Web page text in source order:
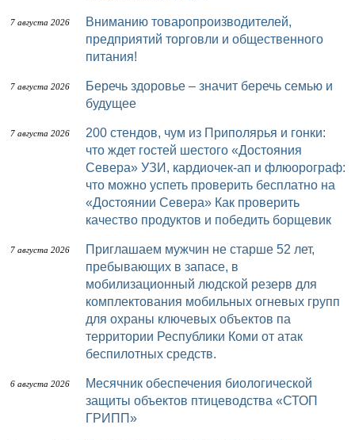
7 августа 2026
Вниманию товаропроизводителей,
предприятий торговли и общественного
питания!
7 августа 2026
Беречь здоровье – значит беречь семью и
будущее
7 августа 2026
200 стендов, чум из Приполярья и гонки:
что ждет гостей шестого «Достояния
Севера» УЗИ, кардиочек-ап и флюорограф:
что можно успеть проверить бесплатно на
«Достоянии Севера» Как проверить
качество продуктов и победить борщевик
7 августа 2026
Приглашаем мужчин не старше 52 лет,
пребывающих в запасе, в
мобилизационный людской резерв для
комплектования мобильных огневых групп
для охраны ключевых объектов па
территории Республики Коми от атак
беспилотных средств.
6 августа 2026
Месячник обеспечения биологической
защиты объектов птицеводства «СТОП
ГРИПП»